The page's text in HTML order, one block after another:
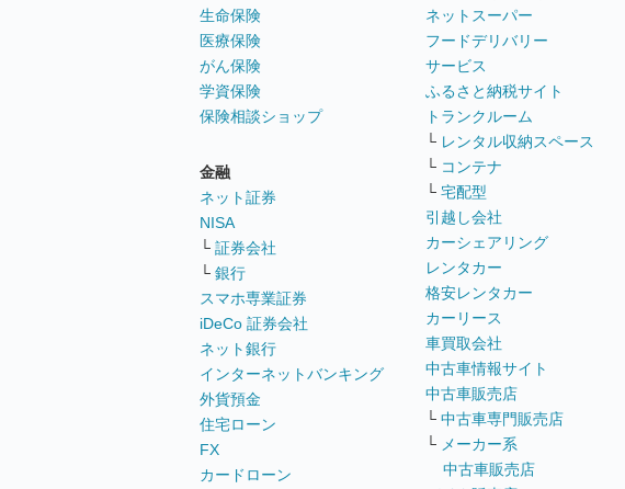
生命保険
医療保険
がん保険
学資保険
保険相談ショップ
金融
ネット証券
NISA
└ 証券会社
└ 銀行
スマホ専業証券
iDeCo 証券会社
ネット銀行
インターネットバンキング
外貨預金
住宅ローン
FX
カードローン
ネットスーパー
フードデリバリー
サービス
ふるさと納税サイト
トランクルーム
└ レンタル収納スペース
└ コンテナ
└ 宅配型
引越し会社
カーシェアリング
レンタカー
格安レンタカー
カーリース
車買取会社
中古車情報サイト
中古車販売店
└ 中古車専門販売店
└ メーカー系
中古車販売店